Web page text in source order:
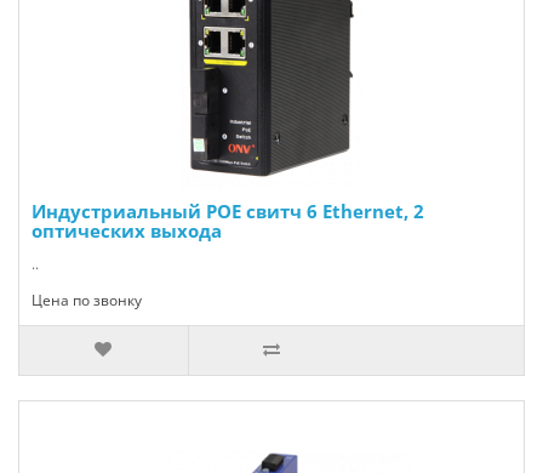
Индустриальный POE свитч 6 Ethernet, 2
оптических выхода
..
Цена по звонку